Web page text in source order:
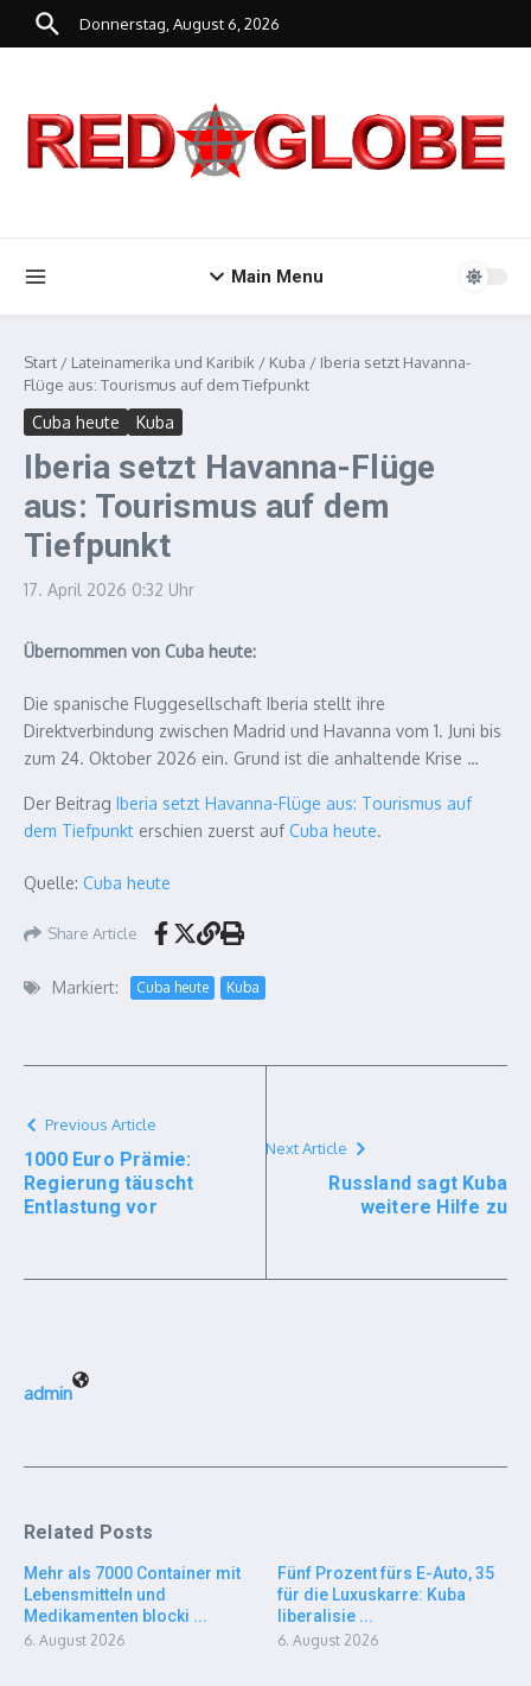
Zum Inhalt springen
Donnerstag, August 6, 2026
Main Menu
Start / Lateinamerika und Karibik / Kuba / Iberia setzt Havanna-
Flüge aus: Tourismus auf dem Tiefpunkt
Cuba heute Kuba
Iberia setzt Havanna-Flüge
aus: Tourismus auf dem
Tiefpunkt
17. April 2026 0:32 Uhr
Übernommen von Cuba heute:
Die spanische Fluggesellschaft Iberia stellt ihre
Direktverbindung zwischen Madrid und Havanna vom 1. Juni bis
zum 24. Oktober 2026 ein. Grund ist die anhaltende Krise …
Der Beitrag Iberia setzt Havanna-Flüge aus: Tourismus auf
dem Tiefpunkt erschien zuerst aufCuba heute.
Quelle: Cuba heute
Share Article
Markiert: Cuba heute Kuba
Previous Article
1000 Euro Prämie:
Regierung täuscht
Entlastung vor
Next Article
Russland sagt Kuba
weitere Hilfe zu
admin
Related Posts
Mehr als 7000 Container mit
Lebensmitteln und
Medikamenten blocki ...
6. August 2026
Fünf Prozent fürs E-Auto, 35
für die Luxuskarre: Kuba
liberalisie ...
6. August 2026